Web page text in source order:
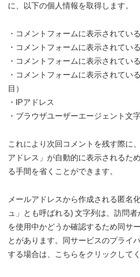
に、以下の個人情報を取得します。
・コメントフォームに表示されてい
・コメントフォームに表示されてい
・コメントフォームに表示されてい
・コメントフォームに表示されてい
目）
・IPアドレス
・ブラウザユーザーエージェント文
これにより次回コメントを残す際に
アドレス」が自動的に表示されるた
る手間を省くことができます。
メールアドレスから作成される匿名
ュ」とも呼ばれる) 文字列は、訪問
を使用中かどうか確認するため同サ
とがあります。同サービスのプライ
する場合は、こちらをクリックしてく